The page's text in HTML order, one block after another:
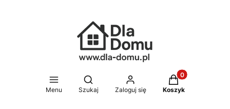
Menu
Otwórz wyszukiwarkę
Szukaj Zaloguj się
Produkty w
Koszyk